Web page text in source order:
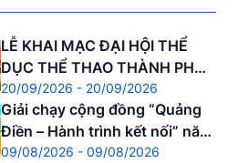
20/09/2026 - 20/09/2026
LỄ KHAI MẠC ĐẠI HỘI THỂ
DỤC THỂ THAO THÀNH PHỐ
HUẾ
09/08/2026 - 09/08/2026
Giải chạy cộng đồng “Quảng
Điền – Hành trình kết nối” năm
2026.